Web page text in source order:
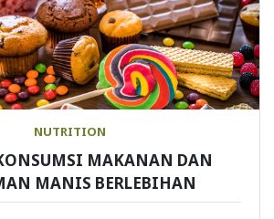
NUTRITION
MAKANAN DAN
MANIS BERLEBIHAN